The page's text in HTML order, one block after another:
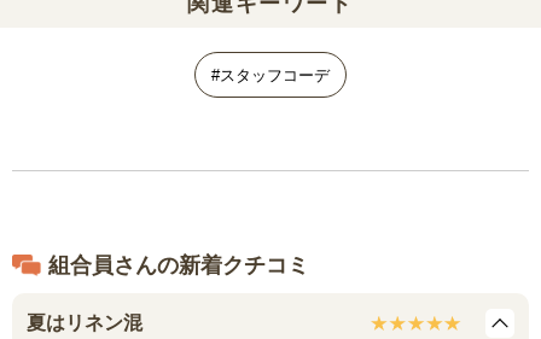
#スタッフコーデ
組合員さんの新着クチコミ
夏はリネン混